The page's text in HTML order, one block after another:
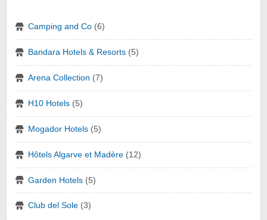
Camping and Co (6)
Bandara Hotels & Resorts (5)
Arena Collection (7)
H10 Hotels (5)
Mogador Hotels (5)
Hôtels Algarve et Madère (12)
Garden Hotels (5)
Club del Sole (3)